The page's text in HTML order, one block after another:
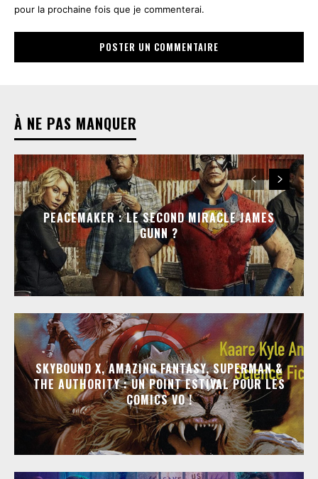
pour la prochaine fois que je commenterai.
À NE PAS MANQUER
PEACEMAKER : LE SECOND MIRACLE JAMES
GUNN ?
SKYBOUND X, AMAZING FANTASY, SUPERMAN &
THE AUTHORITY : UN POINT ESTIVAL POUR LES
COMICS VO !